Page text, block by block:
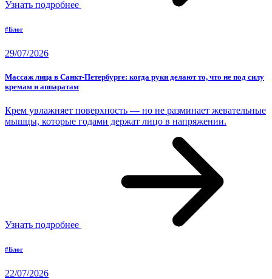
Узнать подробнее
#Блог
29/07/2026
Массаж лица в Санкт-Петербурге: когда руки делают то, что не под силу
кремам и аппаратам
Крем увлажняет поверхность — но не разминает жевательные
мышцы, которые годами держат лицо в напряжении.
Узнать подробнее
#Блог
22/07/2026